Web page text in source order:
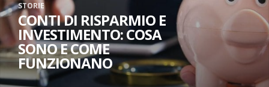
STORIE
CONTI DI RISPARMIO E
INVESTIMENTO: COSA
SONO E COME
FUNZIONANO